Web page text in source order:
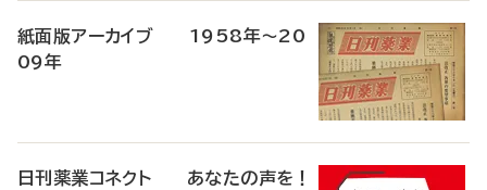
紙面版アーカイブ 1958年～20
09年
日刊薬業コネクト あなたの声を！